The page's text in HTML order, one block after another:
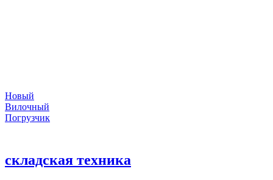
Новый
Вилочный
Погрузчик
складская техника